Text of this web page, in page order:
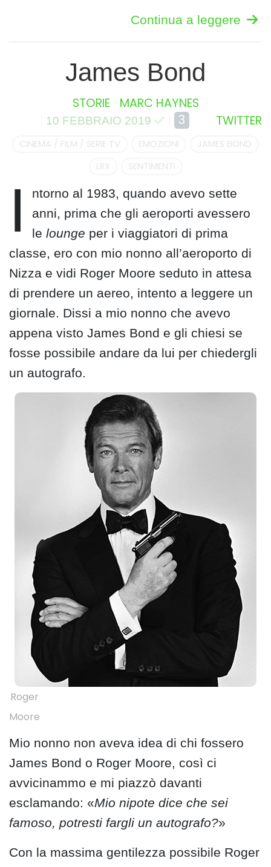
Continua a leggere
James Bond
STORIE MARC HAYNES
10 FEBBRAIO 2019 3 TWITTER
CINEMA / FILM / SERIE TV EMOZIONI
JAMES BOND
LRX
SENTIMENTI
I
ntorno al 1983, quando avevo sette
anni, prima che gli aeroporti avessero
lelounge per i viaggiatori di prima
classe, ero con mio nonno all’aeroporto di
Nizza e vidi Roger Moore seduto in attesa
di prendere un aereo, intento a leggere un
giornale. Dissi a mio nonno che avevo
appena visto James Bond e gli chiesi se
fosse possibile andare da lui per chiedergli
un autografo.
Roger
Moore
Mio nonno non aveva idea di chi fossero
James Bond o Roger Moore, così ci
avvicinammo e mi piazzò davanti
esclamando: «Mio nipote dice che sei
famoso, potresti fargli un autografo?»
Con la massima gentilezza possibile Roger